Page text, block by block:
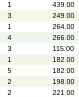
1
439.00
3
249.00
1
264.00
4
266.00
3
115.00
1
182.00
5
182.00
2
198.00
2
221.00